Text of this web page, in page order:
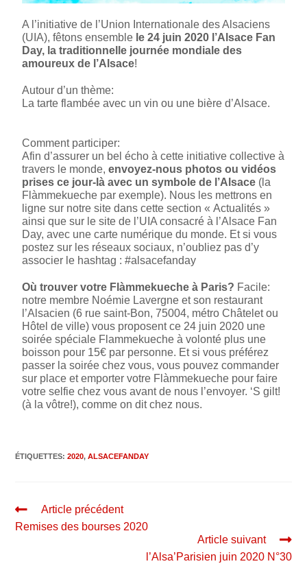
A l’initiative de l’Union Internationale des Alsaciens
(UIA), fêtons ensemble le 24 juin 2020 l’Alsace Fan
Day, la traditionnelle journée mondiale des
amoureux de l’Alsace!
Autour d’un thème:
La tarte flambée avec un vin ou une bière d’Alsace.
Comment participer:
Afin d’assurer un bel écho à cette initiative collective à
travers le monde, envoyez-nous photos ou vidéos
prises ce jour-là avec un symbole de l’Alsace (la
Flàmmekueche par exemple). Nous les mettrons en
ligne sur notre site dans cette section « Actualités »
ainsi que sur le site de l’UIA consacré à l’Alsace Fan
Day, avec une carte numérique du monde. Et si vous
postez sur les réseaux sociaux, n’oubliez pas d’y
associer le hashtag : #alsacefanday
Où trouver votre Flàmmekueche à Paris? Facile:
notre membre Noémie Lavergne et son restaurant
l’Alsacien (6 rue saint-Bon, 75004, métro Châtelet ou
Hôtel de ville) vous proposent ce 24 juin 2020 une
soirée spéciale Flammekueche à volonté plus une
boisson pour 15€ par personne. Et si vous préférez
passer la soirée chez vous, vous pouvez commander
sur place et emporter votre Flàmmekueche pour faire
votre selfie chez vous avant de nous l’envoyer. ‘S gilt!
(à la vôtre!), comme on dit chez nous.
ÉTIQUETTES:2020, ALSACEFANDAY
Article précédent
Remises des bourses 2020
Article suivant
l’Alsa’Parisien juin 2020 N°30